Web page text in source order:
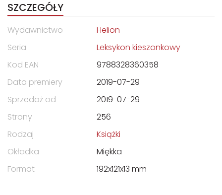
SZCZEGÓŁY
Wydawnictwo
Helion
Seria
Leksykon kieszonkowy
Kod EAN
9788328360358
Data premiery
2019-07-29
Sprzedaż od
2019-07-29
Strony
256
Rodzaj
Książki
Okładka
Miękka
Format
192x121x13 mm